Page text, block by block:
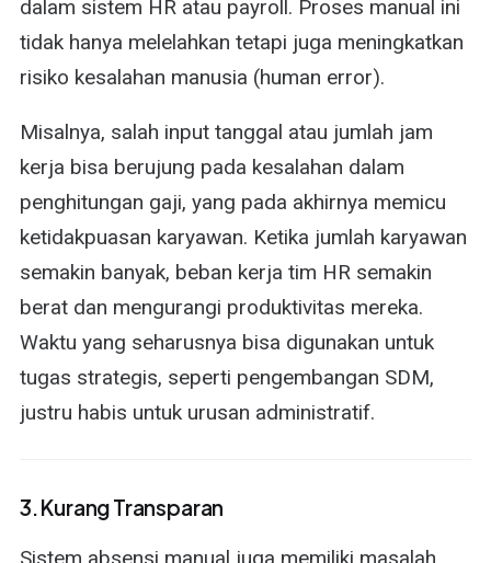
dalam sistem HR atau payroll. Proses manual ini
tidak hanya melelahkan tetapi juga meningkatkan
risiko kesalahan manusia (human error).
Misalnya, salah input tanggal atau jumlah jam
kerja bisa berujung pada kesalahan dalam
penghitungan gaji, yang pada akhirnya memicu
ketidakpuasan karyawan. Ketika jumlah karyawan
semakin banyak, beban kerja tim HR semakin
berat dan mengurangi produktivitas mereka.
Waktu yang seharusnya bisa digunakan untuk
tugas strategis, seperti pengembangan SDM,
justru habis untuk urusan administratif.
3. Kurang Transparan